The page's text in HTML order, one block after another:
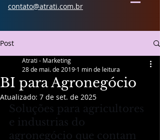
contato@atrati.com.br
Post
BI para Agronegócio
Atrati - Marketing
28 de mai. de 2019 1 min de leitura
Atualizado: 7 de set. de 2025
Soluções para agricultores
e industrias do
agronegócio que contam